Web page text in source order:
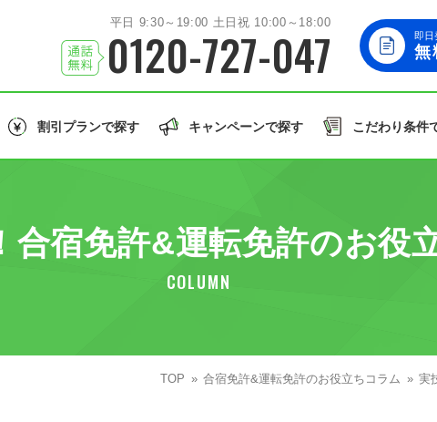
平日 9:30～19:00 土日祝 10:00～18:00
0120-727-047 即日
無
同時教習
大型車/
北海道
関東エリア
東海/関西エリア
静岡 兵庫 和歌山
割引プランで探す キャンペーンで探す こだわり条件
合宿免許&運転免許のお役
COLUMN
TOP 合宿免許&運転免許のお役立ちコラム 実